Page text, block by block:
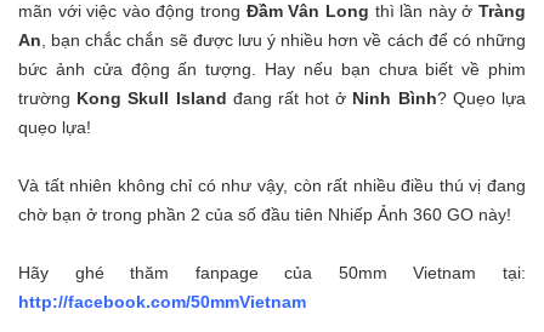
mãn với việc vào động trong Đầm Vân Long thì lần này ởTràng
An, bạn chắc chắn sẽ được lưu ý nhiều hơn về cách để có những
bức ảnh cửa động ấn tượng. Hay nếu bạn chưa biết về phim
trường Kong Skull Island đang rất hot ở Ninh Bình? Quẹo lựa
quẹo lựa!
Và tất nhiên không chỉ có như vậy, còn rất nhiều điều thú vị đang
chờ bạn ở trong phần 2 của số đầu tiên Nhiếp Ảnh 360 GO này!
Hãy ghé thăm fanpage của 50mm Vietnam tại:
http://facebook.com/50mmVietnam